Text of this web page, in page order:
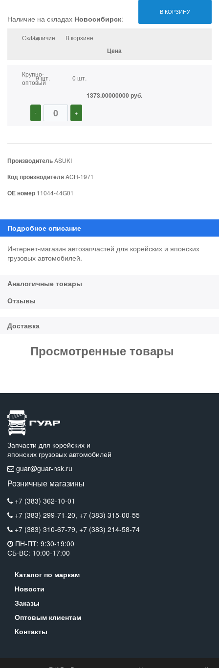
В КОРЗИНУ
Наличие на складах Новосибирск:
СкладНаличие В корзине
Цена
Крупно-
оптовый
9 шт. 0 шт.
1373.00000000 руб.
- +
ПроизводительASUKI
Код производителяACH-1971
ОЕ номер 11044-44G01
Интернет-магазин автозапчастей для корейских и японских
грузовых автомобилей.
Просмотренные товары
Запчасти для корейских и
японских грузовых автомобилей
guar@guar-nsk.ru
Розничные магазины
+7 (383) 362-10-01
+7 (383) 299-71-20, +7 (383) 315-00-55
+7 (383) 310-67-79, +7 (383) 214-58-74
ПН-ПТ: 9:30-19:00
СБ-ВС: 10:00-17:00
Каталог по маркам
Новости
Заказы
Оптовым клиентам
Контакты